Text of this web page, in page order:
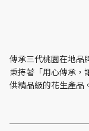
傳承三代桃園在地品
秉持著「用心傳承，
供精品級的花生產品。